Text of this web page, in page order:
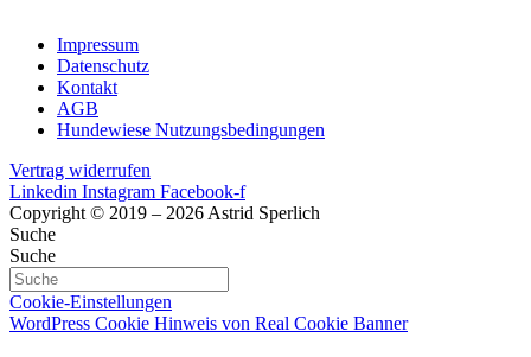
Impressum
Datenschutz
Kontakt
AGB
Hundewiese Nutzungsbedingungen
Vertrag widerrufen
Linkedin Instagram Facebook-f
Copyright © 2019 – 2026 Astrid Sperlich
Suche
Suche
Cookie-Einstellungen
WordPress Cookie Hinweis von Real Cookie Banner